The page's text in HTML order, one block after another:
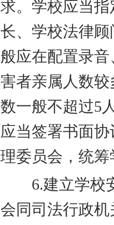
求。学校应当
长、学校法律
般应在配置录
害者亲属人数
数一般不超过5
应当签署书面
理委员会，统
6.建立学校安
会同司法行政